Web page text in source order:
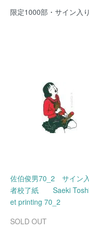
限定1000部・サイン入り
佐伯俊男70_2 サイン
者校了紙 Saeki
et printing 70_2
SOLD OUT